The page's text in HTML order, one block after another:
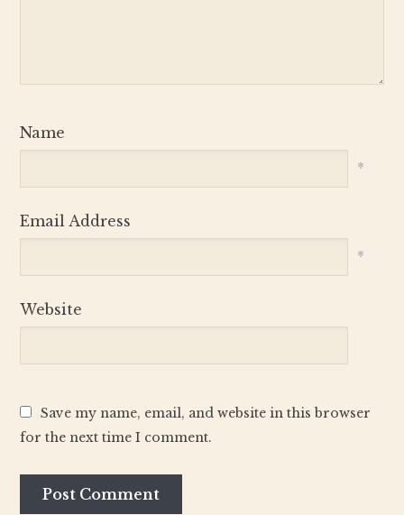
Name
*
Email Address
*
Website
Save my name, email, and website in this browser
for the next time I comment.